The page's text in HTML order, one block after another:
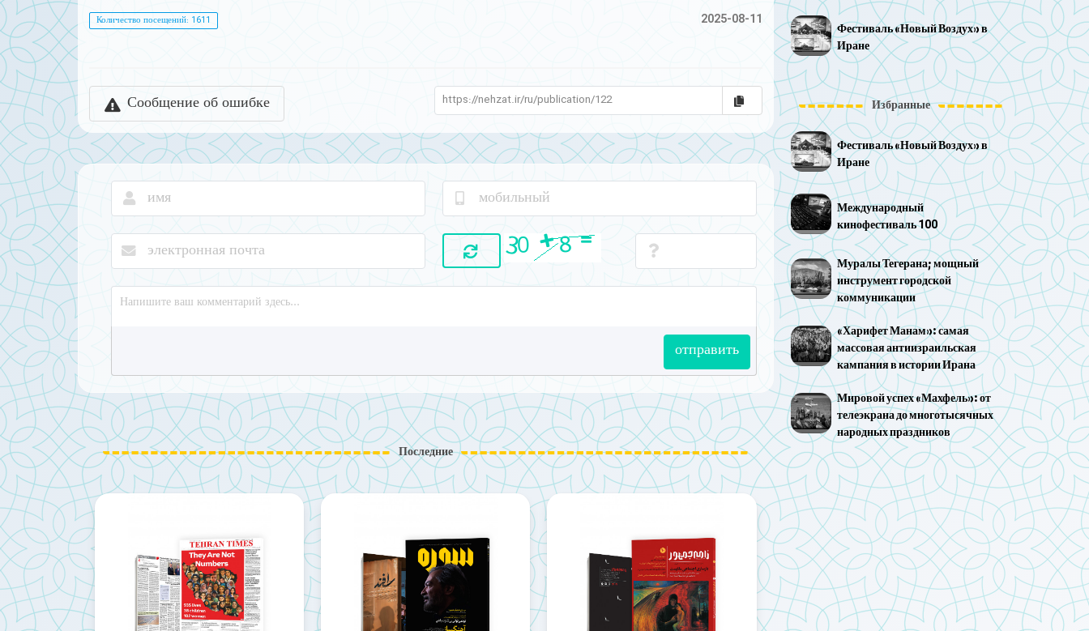
2025-08-11
Количество посещений: 1611
Сообщение об ошибке
отправить
Последние
Фестиваль «Новый Воздух» в
Иране
Избранные
Фестиваль «Новый Воздух» в
Иране
Международный
кинофестиваль 100
Муралы Тегерана; мощный
инструмент городской
коммуникации
«Харифет Манам»: самая
массовая антиизраильская
кампания в истории Ирана
Мировой успех «Махфель»: от
телеэкрана до многотысячных
народных праздников